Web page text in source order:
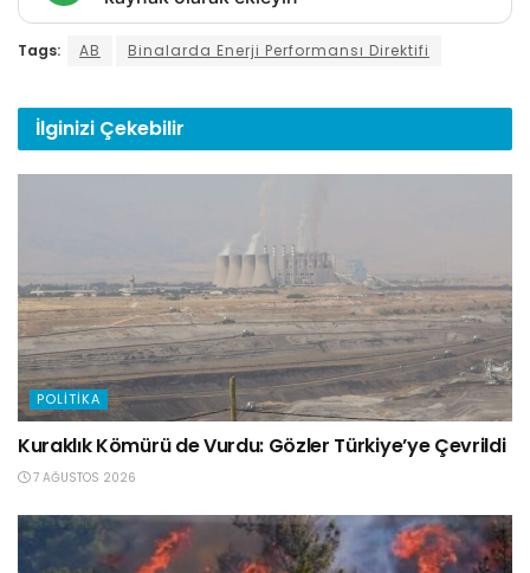
Tags: AB Binalarda Enerji Performansı Direktifi
İlginizi Çekebilir
POLITIKA
Kuraklık Kömürü de Vurdu: Gözler Türkiye’ye Çevrildi
7 AĞUSTOS 2026